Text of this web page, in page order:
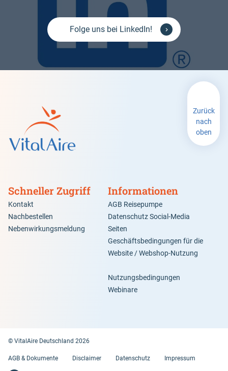
Folge uns bei LinkedIn!
Schneller Zugriff
Kontakt
Nachbestellen
Nebenwirkungsmeldung
Informationen
AGB Reisepumpe
Datenschutz Social-Media
Seiten
Geschäftsbedingungen für die
Website / Webshop-Nutzung
Nutzungsbedingungen
Webinare
Zurück
nach
oben
© VitalAire Deutschland 2026
AGB & Dokumente Disclaimer Datenschutz Impressum